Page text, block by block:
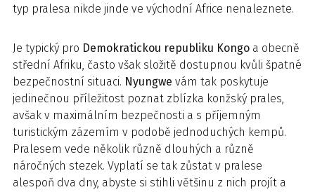
typ pralesa nikde jinde ve východní Africe nenaleznete.
Je typický pro Demokratickou republiku Kongo a obecně
střední Afriku, často však složitě dostupnou kvůli špatné
bezpečnostní situaci. Nyungwe vám tak poskytuje
jedinečnou příležitost poznat zblízka konžský prales,
avšak v maximálním bezpečnosti a s příjemným
turistickým zázemím v podobě jednoduchých kempů.
Pralesem vede několik různě dlouhých a různě
náročných stezek. Vyplatí se tak zůstat v pralese
alespoň dva dny, abyste si stihli většinu z nich projít a